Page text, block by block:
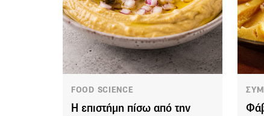
FOOD SCIENCE
Η επιστήμη πίσω από την